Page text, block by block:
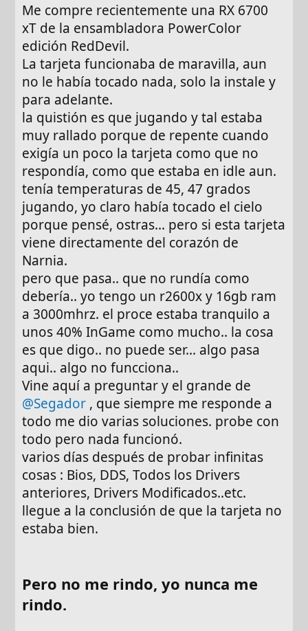
Me compre recientemente una RX 6700
xT de la ensambladora PowerColor
edición RedDevil.
La tarjeta funcionaba de maravilla, aun
no le había tocado nada, solo la instale y
para adelante.
la quistión es que jugando y tal estaba
muy rallado porque de repente cuando
exigía un poco la tarjeta como que no
respondía, como que estaba en idle aun.
tenía temperaturas de 45, 47 grados
jugando, yo claro había tocado el cielo
porque pensé, ostras... pero si esta tarjeta
viene directamente del corazón de
Narnia.
pero que pasa.. que no rundía como
debería.. yo tengo un r2600x y 16gb ram
a 3000mhrz. el proce estaba tranquilo a
unos 40% InGame como mucho.. la cosa
es que digo.. no puede ser... algo pasa
aqui.. algo no funcciona..
Vine aquí a preguntar y el grande de
@Segador , que siempre me responde a
todo me dio varias soluciones. probe con
todo pero nada funcionó.
varios días después de probar infinitas
cosas : Bios, DDS, Todos los Drivers
anteriores, Drivers Modificados..etc.
llegue a la conclusión de que la tarjeta no
estaba bien.
Pero no me rindo, yo nunca me
rindo.